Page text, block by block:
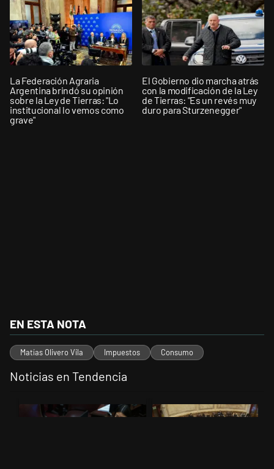
La Federación Agraria
Argentina brindó su opinión
sobre la Ley de Tierras: "Lo
institucional lo vemos como
grave"
El Gobierno dio marcha atrás
con la modificación de la Ley
de Tierras: "Es un revés muy
duro para Sturzenegger"
EN ESTA NOTA
Matías Olivero Vila Impuestos Consumo
Noticias en Tendencia
Un artículo de tendencia con el título "Encuesta, mientras el
Un artículo de tendencia con el